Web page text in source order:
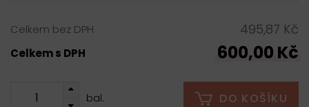
Celkem bez DPH 495,87 Kč
Celkem s DPH 600,00 Kč
bal. DO KOŠÍKU